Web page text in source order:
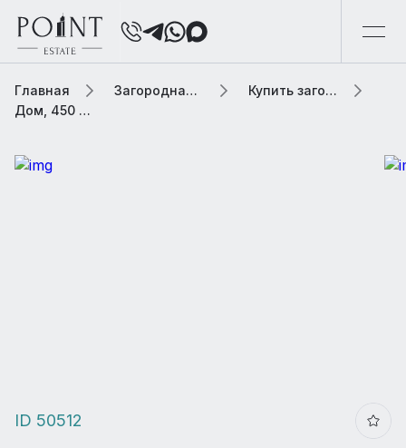
Главная Загородная элитная недвижимость
Купить загородную элитную недвижимость
Дом, 450 м² В коттеджном поселке «Павлово-2»
ID 50512